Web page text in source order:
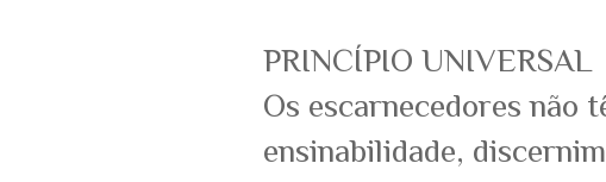
PRINCÍPIO UNIVERSAL
Os escarnecedores não
ensinabilidade,